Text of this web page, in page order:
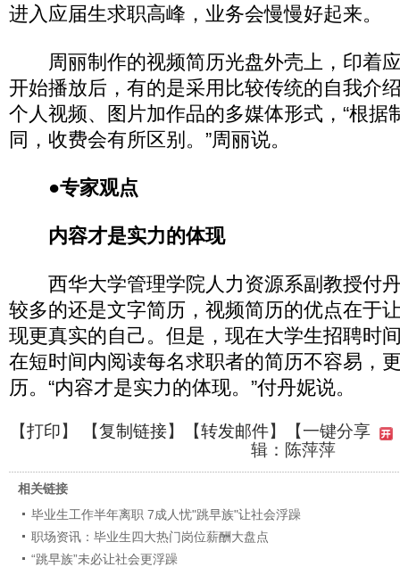
进入应届生求职高峰，业务会慢慢好起来。
周丽制作的视频简历光盘外壳上，印着
开始播放后，有的是采用比较传统的自我介
个人视频、图片加作品的多媒体形式，“根据
同，收费会有所区别。”周丽说。
●专家观点
内容才是实力的体现
西华大学管理学院人力资源系副教授付
较多的还是文字简历，视频简历的优点在于
现更真实的自己。但是，现在大学生招聘时
在短时间内阅读每名求职者的简历不容易，
历。“内容才是实力的体现。”付丹妮说。
【打印】 【复制链接】【转发邮件】
【一键分享
辑：陈萍萍
相关链接
毕业生工作半年离职 7成人忧"跳早族"让社会浮躁
职场资讯：毕业生四大热门岗位薪酬大盘点
“跳早族”未必让社会更浮躁